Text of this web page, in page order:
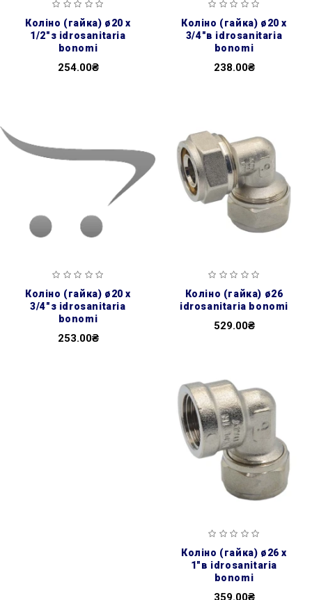
коліно (гайка) ø20 х
1/2″з idrosanitaria
bonomi
254.00₴
коліно (гайка) ø20 х
3/4″в idrosanitaria
bonomi
238.00₴
коліно (гайка) ø20 х
3/4″з idrosanitaria
bonomi
253.00₴
коліно (гайка) ø26
idrosanitaria bonomi
529.00₴
коліно (гайка) ø26 х
1″в idrosanitaria
bonomi
359.00₴